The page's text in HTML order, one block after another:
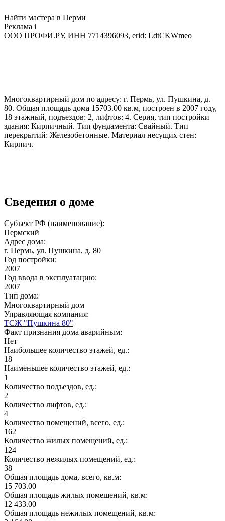
Найти мастера в Перми
Реклама i
ООО ПРОФИ.РУ, ИНН 7714396093, erid: LdtCKWmeo
Многоквартирный дом по адресу: г. Пермь, ул. Пушкина, д.
80. Общая площадь дома 15703.00 кв.м, построен в 2007 году,
18 этажный, подъездов: 2, лифтов: 4. Серия, тип постройки
здания: Кирпичный. Тип фундамента: Свайный. Тип
перекрытий: Железобетонные. Материал несущих стен:
Кирпич.
Сведения о доме
Субъект РФ (наименование):
Пермский
Адрес дома:
г. Пермь, ул. Пушкина, д. 80
Год постройки:
2007
Год ввода в эксплуатацию:
2007
Тип дома:
Многоквартирный дом
Управляющая компания:
ТСЖ "Пушкина 80"
Факт признания дома аварийным:
Нет
Наибольшее количество этажей, ед.:
18
Наименьшее количество этажей, ед.:
1
Количество подъездов, ед.:
2
Количество лифтов, ед.:
4
Количество помещений, всего, ед.:
162
Количество жилых помещений, ед.:
124
Количество нежилых помещений, ед.:
38
Общая площадь дома, всего, кв.м:
15 703.00
Общая площадь жилых помещений, кв.м:
12 433.00
Общая площадь нежилых помещений, кв.м: